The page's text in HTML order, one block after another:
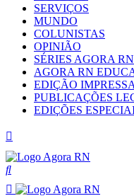
SERVIÇOS
MUNDO
COLUNISTAS
OPINIÃO
SÉRIES AGORA RN
AGORA RN
EDIÇÃO IMPRESSA
PUBLICAÇÕES
EDIÇÕES